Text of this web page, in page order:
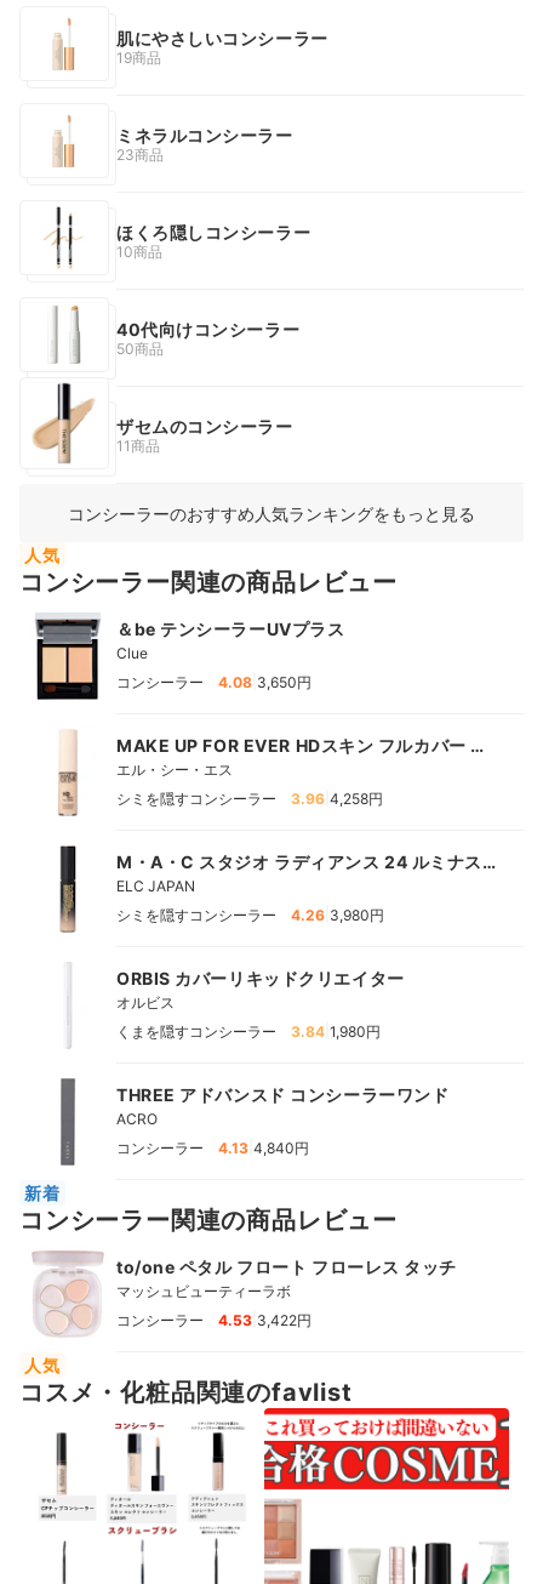
肌にやさしいコンシーラー
19商品
ミネラルコンシーラー
23商品
ほくろ隠しコンシーラー
10商品
40代向けコンシーラー
50商品
ザセムのコンシーラー
11商品
コンシーラーのおすすめ人気ランキングをもっと見る
人気
コンシーラー関連の商品レビュー
＆be テンシーラーUVプラス
Clue
コンシーラー
4.08 3,650円
MAKE UP FOR EVER HDスキン フルカバー コ
ンシーラー
エル・シー・エス
シミを隠すコンシーラー
3.96 4,258円
M・A・C スタジオ ラディアンス 24 ルミナス
コンシーラー
ELC JAPAN
シミを隠すコンシーラー
4.26 3,980円
ORBIS カバーリキッドクリエイター
オルビス
くまを隠すコンシーラー
3.84 1,980円
THREE アドバンスド コンシーラーワンド
ACRO
コンシーラー
4.13 4,840円
新着
コンシーラー関連の商品レビュー
to/one ペタル フロート フローレス タッチ
マッシュビューティーラボ
コンシーラー
4.53 3,422円
人気
コスメ・化粧品関連のfavlist